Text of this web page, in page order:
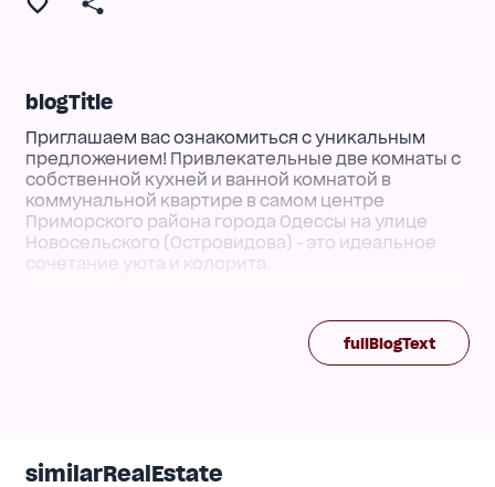
blogTitle
Приглашаем вас ознакомиться с уникальным
предложением! Привлекательные две комнаты с
собственной кухней и ванной комнатой в
коммунальной квартире в самом центре
Приморского района города Одессы на улице
Новосельского (Островидова) - это идеальное
сочетание уюта и колорита.
двухэтажного дома и имеет уникальное
расположение - рядом с Торговой улицей и
Новым рынком. Отремонтированная крыша и
fullBlogText
similarRealEstate